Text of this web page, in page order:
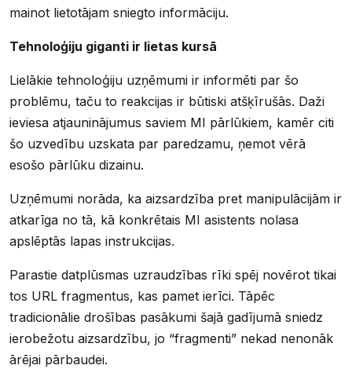
mainot lietotājam sniegto informāciju.
Tehnoloģiju giganti ir lietas kursā
Lielākie tehnoloģiju uzņēmumi ir informēti par šo
problēmu, taču to reakcijas ir būtiski atšķīrušās. Daži
ieviesa atjauninājumus saviem MI pārlūkiem, kamēr citi
šo uzvedību uzskata par paredzamu, ņemot vērā
esošo pārlūku dizainu.
Uzņēmumi norāda, ka aizsardzība pret manipulācijām ir
atkarīga no tā, kā konkrētais MI asistents nolasa
apslēptās lapas instrukcijas.
Parastie datplūsmas uzraudzības rīki spēj novērot tikai
tos URL fragmentus, kas pamet ierīci. Tāpēc
tradicionālie drošības pasākumi šajā gadījumā sniedz
ierobežotu aizsardzību, jo “fragmenti” nekad nenonāk
ārējai pārbaudei.